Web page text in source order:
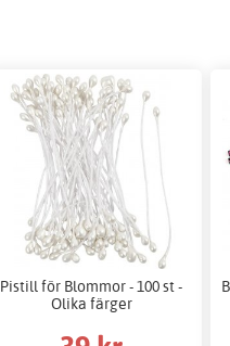
Pistill för Blommor - 100 st -
Olika färger